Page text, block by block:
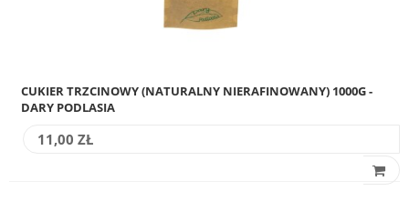
CUKIER TRZCINOWY (NATURALNY NIERAFINOWANY) 1000G -
DARY PODLASIA
11,00 ZŁ